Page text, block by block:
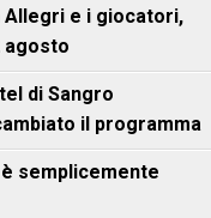
Allegri e i giocatori,
agosto
di Sangro
il programma
è semplicemente